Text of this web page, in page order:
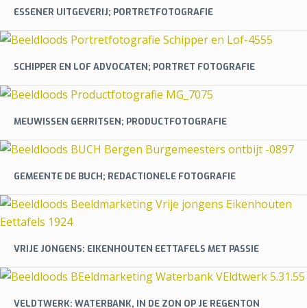
ESSENER UITGEVERIJ; PORTRETFOTOGRAFIE
SCHIPPER EN LOF ADVOCATEN; PORTRET FOTOGRAFIE
MEUWISSEN GERRITSEN; PRODUCTFOTOGRAFIE
GEMEENTE DE BUCH; REDACTIONELE FOTOGRAFIE
VRIJE JONGENS: EIKENHOUTEN EETTAFELS MET PASSIE
VELDTWERK: WATERBANK, IN DE ZON OP JE REGENTON